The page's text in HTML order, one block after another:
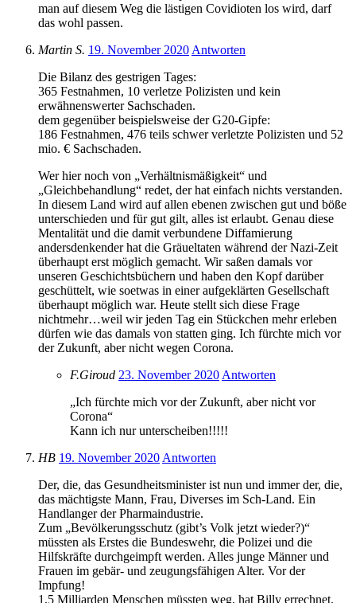
man auf diesem Weg die lästigen Covidioten los wird, darf
das wohl passen.
Martin S. 19. November 2020 Antworten
Die Bilanz des gestrigen Tages:
365 Festnahmen, 10 verletze Polizisten und kein
erwähnenswerter Sachschaden.
dem gegenüber beispielsweise der G20-Gipfe:
186 Festnahmen, 476 teils schwer verletzte Polizisten und 52
mio. € Sachschaden.
Wer hier noch von „Verhältnismäßigkeit“ und
„Gleichbehandlung“ redet, der hat einfach nichts verstanden.
In diesem Land wird auf allen ebenen zwischen gut und böße
unterschieden und für gut gilt, alles ist erlaubt. Genau diese
Mentalität und die damit verbundene Diffamierung
andersdenkender hat die Gräueltaten während der Nazi-Zeit
überhaupt erst möglich gemacht. Wir saßen damals vor
unseren Geschichtsbüchern und haben den Kopf darüber
geschüttelt, wie soetwas in einer aufgeklärten Gesellschaft
überhaupt möglich war. Heute stellt sich diese Frage
nichtmehr…weil wir jeden Tag ein Stückchen mehr erleben
dürfen wie das damals von statten ging. Ich fürchte mich vor
der Zukunft, aber nicht wegen Corona.
F.Giroud 23. November 2020 Antworten
„Ich fürchte mich vor der Zukunft, aber nicht vor
Corona“
Kann ich nur unterscheiben!!!!!
HB 19. November 2020 Antworten
Der, die, das Gesundheitsminister ist nun und immer der, die,
das mächtigste Mann, Frau, Diverses im Sch-Land. Ein
Handlanger der Pharmaindustrie.
Zum „Bevölkerungsschutz (gibt’s Volk jetzt wieder?)“
müssten als Erstes die Bundeswehr, die Polizei und die
Hilfskräfte durchgeimpft werden. Alles junge Männer und
Frauen im gebär- und zeugungsfähigen Alter. Vor der
Impfung!
1,5 Milliarden Menschen müssten weg, hat Billy errechnet.